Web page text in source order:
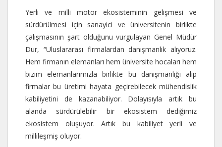
Yerli ve milli motor ekosisteminin gelişmesi ve
sürdürülmesi için sanayici ve üniversitenin birlikte
çalışmasının şart olduğunu vurgulayan Genel Müdür
Dur, “Uluslararası firmalardan danışmanlık alıyoruz.
Hem firmanın elemanları hem üniversite hocaları hem
bizim elemanlarımızla birlikte bu danışmanlığı alıp
firmalar bu üretimi hayata geçirebilecek mühendislik
kabiliyetini de kazanabiliyor. Dolayısıyla artık bu
alanda sürdürülebilir bir ekosistem dediğimiz
ekosistem oluşuyor. Artık bu kabiliyet yerli ve
millileşmiş oluyor.